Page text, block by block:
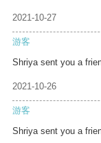
2021-10-27
游客
Shriya sent you a
2021-10-26
游客
Shriya sent you a